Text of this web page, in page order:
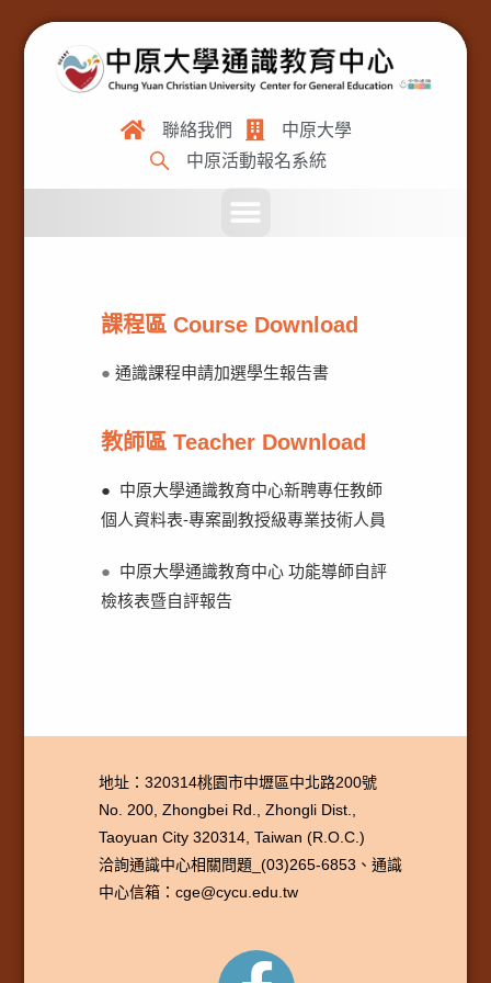
聯絡我們
中原大學
中原活動報名系統
課程區 Course Download
●通識課程申請加選學生報告書
教師區 Teacher Download
● 中原大學通識教育中心新聘專任教師
個人資料表-專案副教授級專業技術人員
● 中原大學通識教育中心 功能導師自評
檢核表暨自評報告
地址：320314桃園市中壢區中北路200號
No. 200, Zhongbei Rd., Zhongli Dist.,
Taoyuan City 320314, Taiwan (R.O.C.)
洽詢通識中心相關問題_(03)265-6853、通識
中心信箱：cge@cycu.edu.tw